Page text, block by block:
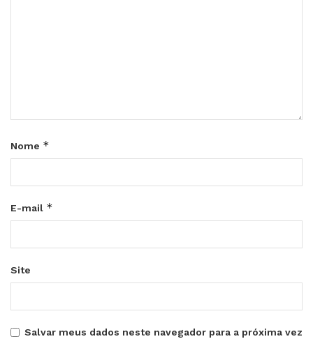
Nome *
E-mail *
Site
Salvar meus dados neste navegador para a próxima vez